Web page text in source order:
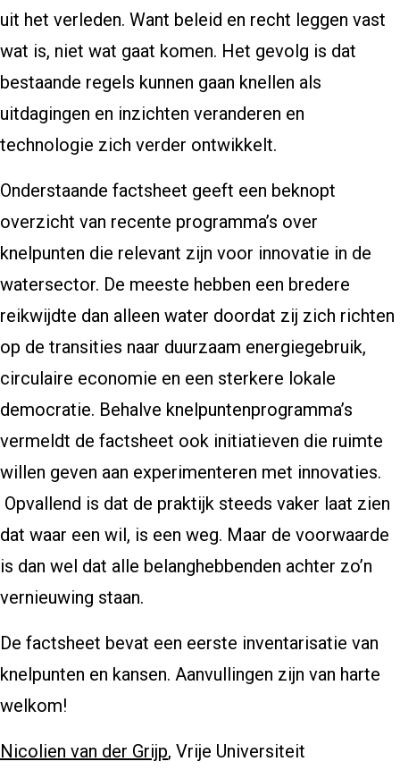
uit het verleden. Want beleid en recht leggen vast
wat is, niet wat gaat komen. Het gevolg is dat
bestaande regels kunnen gaan knellen als
uitdagingen en inzichten veranderen en
technologie zich verder ontwikkelt.
Onderstaande factsheet geeft een beknopt
overzicht van recente programma’s over
knelpunten die relevant zijn voor innovatie in de
watersector. De meeste hebben een bredere
reikwijdte dan alleen water doordat zij zich richten
op de transities naar duurzaam energiegebruik,
circulaire economie en een sterkere lokale
democratie. Behalve knelpuntenprogramma’s
vermeldt de factsheet ook initiatieven die ruimte
willen geven aan experimenteren met innovaties.
Opvallend is dat de praktijk steeds vaker laat zien
dat waar een wil, is een weg. Maar de voorwaarde
is dan wel dat alle belanghebbenden achter zo’n
vernieuwing staan.
De factsheet bevat een eerste inventarisatie van
knelpunten en kansen. Aanvullingen zijn van harte
welkom!
Nicolien van der Grijp, Vrije Universiteit